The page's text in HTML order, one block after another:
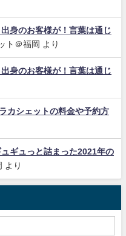
身のお客様が！言葉は通じ
ト＠福岡 より
身のお客様が！言葉は通じ
カシェットの料金や予約方
ギュっと詰まった2021年の
より